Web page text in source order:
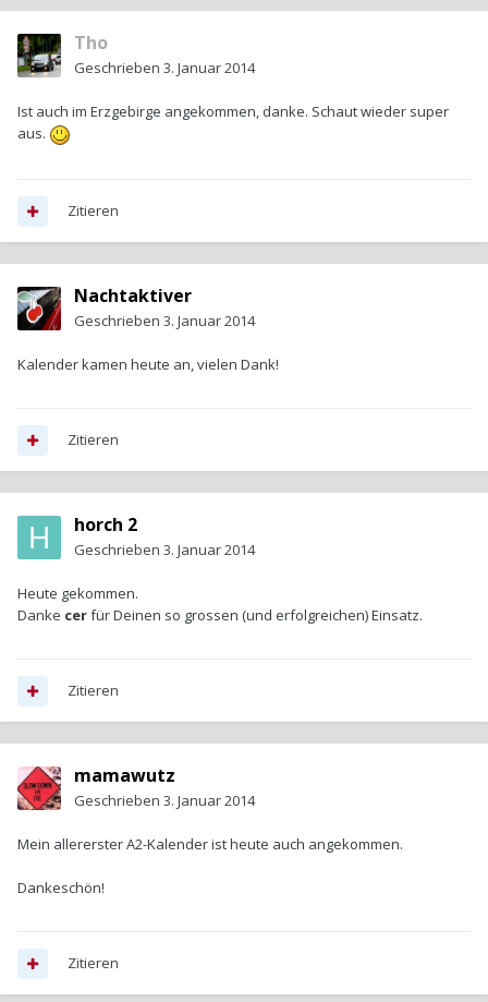
Tho
Geschrieben 3. Januar 2014
Ist auch im Erzgebirge angekommen, danke. Schaut wieder super
aus.
Zitieren
Nachtaktiver
Geschrieben 3. Januar 2014
Kalender kamen heute an, vielen Dank!
Zitieren
horch 2
Geschrieben 3. Januar 2014
Heute gekommen.
Danke cerfür Deinen so grossen (und erfolgreichen) Einsatz.
Zitieren
mamawutz
Geschrieben 3. Januar 2014
Mein allererster A2-Kalender ist heute auch angekommen.
Dankeschön!
Zitieren